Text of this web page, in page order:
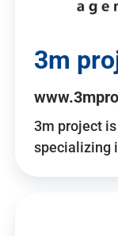
3m
3m project
specializing